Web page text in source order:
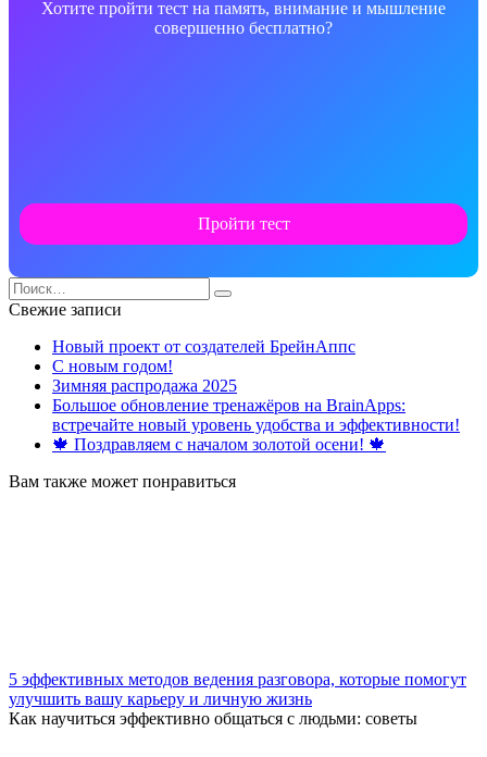
Хотите пройти тест на память, внимание и мышление
совершенно бесплатно?
Пройти тест
Search
for:
Свежие записи
Новый проект от создателей БрейнАппс
С новым годом!
Зимняя распродажа 2025
Большое обновление тренажёров на BrainApps:
встречайте новый уровень удобства и эффективности!
🍁 Поздравляем с началом золотой осени! 🍁
Вам также может понравиться
5 эффективных методов ведения разговора, которые помогут
улучшить вашу карьеру и личную жизнь
Как научиться эффективно общаться с людьми: советы